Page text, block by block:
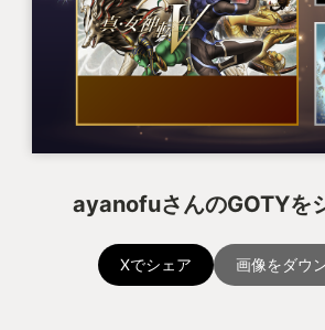
ayanofuさんのGOTYを
Xでシェア 画像をダウ